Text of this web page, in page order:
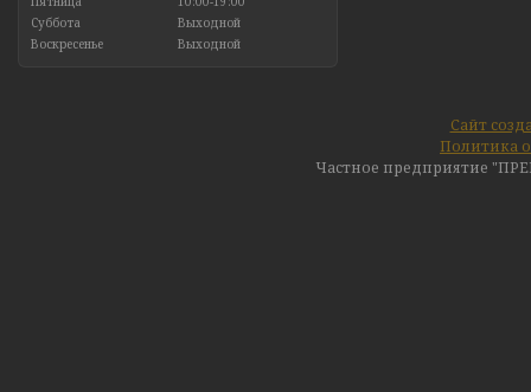
Суббота
Выходной
Воскресенье
Выходной
Сайт
Политика
Частное предприятие